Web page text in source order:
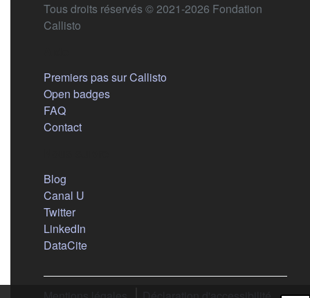
Tous droits réservés © 2021-2026 Fondation
Callisto
Premiers pas sur Callisto
Open badges
FAQ
Contact
Blog
Canal U
Twitter(s'ouvre dans un nouvel onglet)
LinkedIn
DataCite(s'ouvre dans un nouvel onglet)